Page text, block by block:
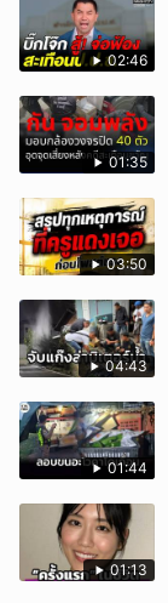
02:46
01:35
03:50
04:43
01:44
01:13